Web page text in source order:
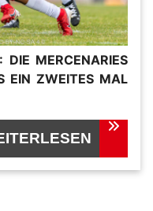
DIE MERCENARIES
EIN ZWEITES MAL